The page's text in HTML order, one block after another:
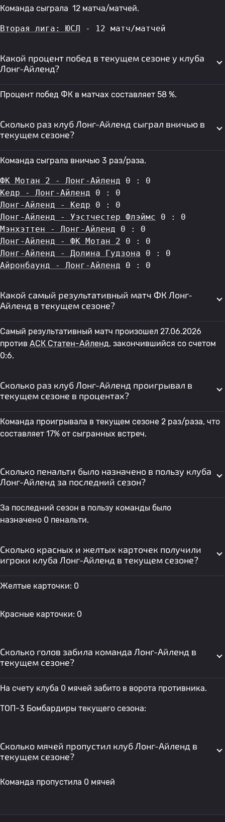
Команда сыграла 12 матча/матчей.
Вторая лига: ЮСЛ - 12 матч/матчей
Какой процент побед в текущем сезоне у клуба
Лонг-Айленд?
Процент побед ФК в матчах составляет 58 %.
Сколько раз клуб Лонг-Айленд сыграл вничью в
текущем сезоне?
Команда сыграла вничью 3 раз/раза.
ФК Мотан 2 - Лонг-Айленд 0 : 0
Кедр - Лонг-Айленд 0 : 0
Лонг-Айленд - Кедр 0 : 0
Лонг-Айленд - Уэстчестер Флэймс 0 : 0
Мэнхэттен - Лонг-Айленд 0 : 0
Лонг-Айленд - ФК Мотан 2 0 : 0
Лонг-Айленд - Долина Гудзона 0 : 0
Айронбаунд - Лонг-Айленд 0 : 0
Какой самый результативный матч ФК Лонг-
Айленд в текущем сезоне?
Самый результативный матч произошел 27.06.2026
против АСК Статен-Айленд, закончившийся со счетом
0:6.
Сколько раз клуб Лонг-Айленд проигрывал в
текущем сезоне в процентах?
Команда проигрывала в текущем сезоне 2 раз/раза, что
составляет 17% от сыгранных встреч.
Сколько пенальти было назначено в пользу клуба
Лонг-Айленд за последний сезон?
За последний сезон в пользу команды было
назначено 0 пенальти.
Сколько красных и желтых карточек получили
игроки клуба Лонг-Айленд в текущем сезоне?
Желтые карточки: 0
Красные карточки: 0
Сколько голов забила команда Лонг-Айленд в
текущем сезоне?
На счету клуба 0 мячей забито в ворота противника.
ТОП-3 Бомбардиры текущего сезона:
Сколько мячей пропустил клуб Лонг-Айленд в
текущем сезоне?
Команда пропустила 0 мячей